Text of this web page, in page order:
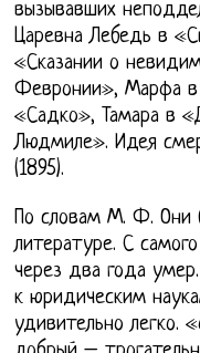
вызывавших
Царевна Лебедь в
«Сказании о
Февронии», Марфа в
«Садко», Тамара в
Людмиле». Идея
(1895).
По словам М. Ф. Они
литературе. С
через два года
к юридическим
удивительно легко.